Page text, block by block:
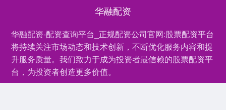
华融配资
华融配资-配资查询平台_正规配资公司官网:股票配资平台
将持续关注市场动态和技术创新，不断优化服务内容和提
升服务质量。我们致力于成为投资者最信赖的股票配资平
台，为投资者创造更多价值。